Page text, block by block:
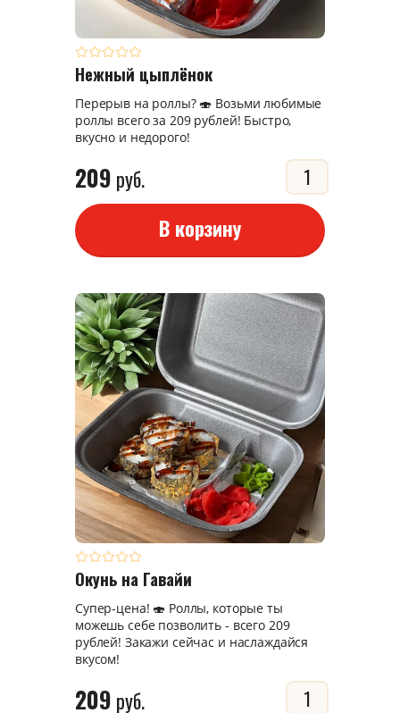
Нежный цыплёнок
Перерыв на роллы? 🍣 Возьми любимые
роллы всего за 209 рублей! Быстро,
вкусно и недорого!
209 руб.
В корзину
Окунь на Гавайи
Супер-цена! 🍣 Роллы, которые ты
можешь себе позволить - всего 209
рублей! Закажи сейчас и наслаждайся
вкусом!
209 руб.